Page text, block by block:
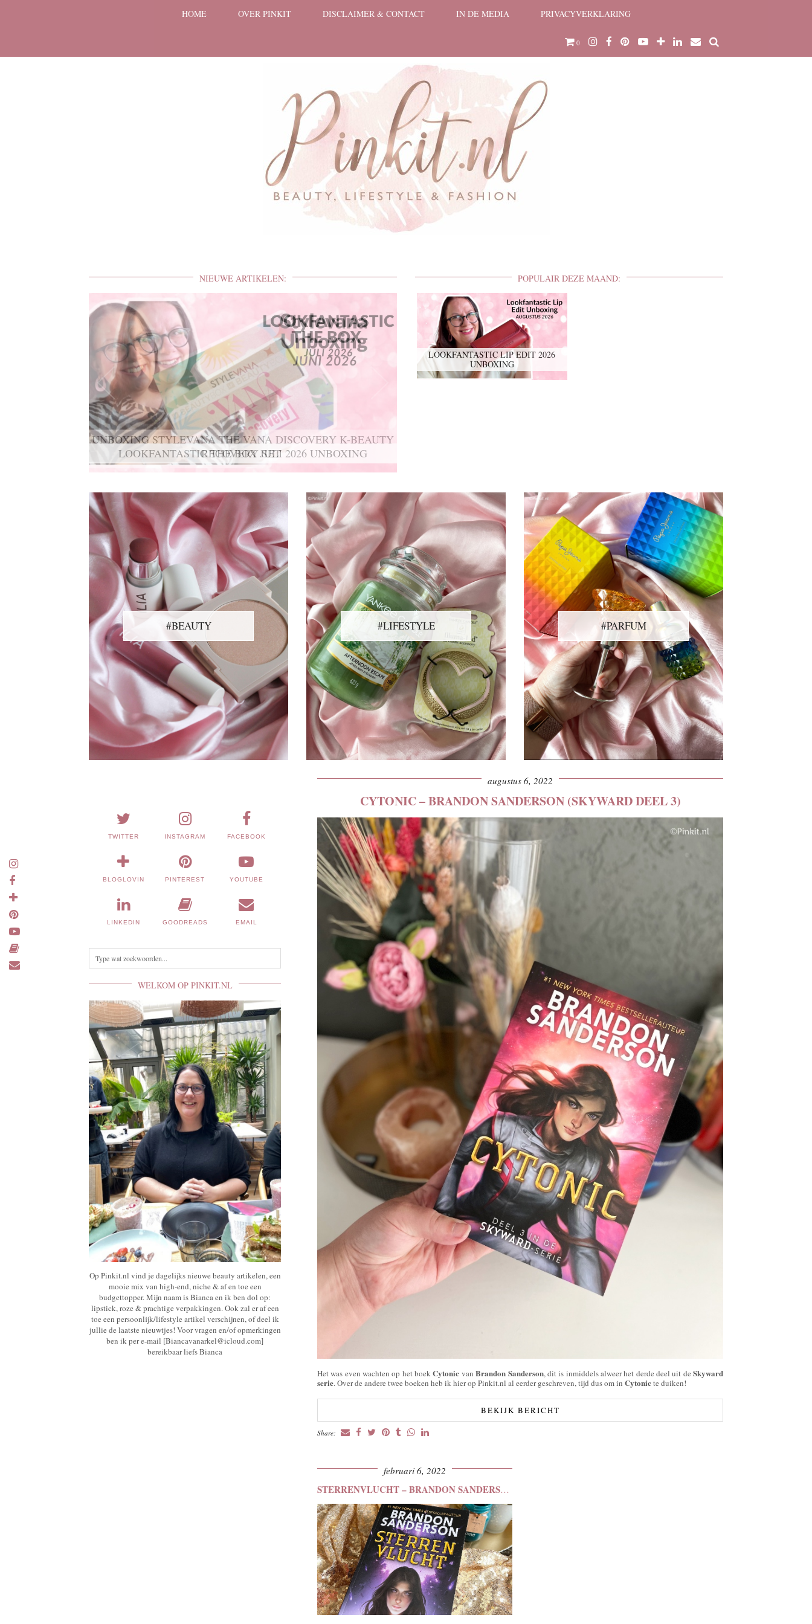
HOME OVER PINKIT DISCLAIMER & CONTACT IN DE MEDIA PRIVACYVERKLARING
0
POPULAIR DEZE MAAND:
LOOKFANTASTIC LIP EDIT 2026
UNBOXING
NIEUWE ARTIKELEN:
UNBOXING STYLEVANA THE VANA DISCOVERY K-BEAUTY
RECOVERY SET
#BEAUTY #LIFESTYLE #PARFUM
augustus 6, 2022
CYTONIC – BRANDON SANDERSON (SKYWARD DEEL 3)
Het was even wachten op het boekCytonic vanBrandon Sanderson, dit is inmiddels alweer het derde deel uit deSkyward
serie. Over de andere twee boeken heb ik hier op Pinkit.nl al eerder geschreven, tijd dus om in Cytonicte duiken!
BEKIJK BERICHT
Share:
februari 6, 2022
STERRENVLUCHT – BRANDON SANDERSON (SKYWARD DEEL 1)
TWITTER INSTAGRAM FACEBOOK
BLOGLOVIN PINTEREST YOUTUBE
LINKEDIN GOODREADS EMAIL
WELKOM OP PINKIT.NL
Op Pinkit.nl vind je dagelijks nieuwe beauty artikelen, een
mooie mix van high-end, niche & af en toe een
budgettopper. Mijn naam is Bianca en ik ben dol op:
lipstick, roze & prachtige verpakkingen. Ook zal er af een
toe een persoonlijk/lifestyle artikel verschijnen, of deel ik
jullie de laatste nieuwtjes! Voor vragen en/of opmerkingen
ben ik per e-mail [Biancavanarkel@icloud.com]
bereikbaar liefs Bianca